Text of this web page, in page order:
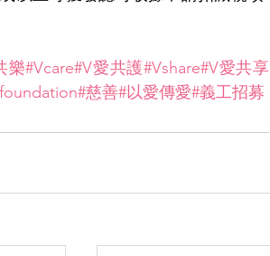
樂#Vcare#V愛共護#Vshare#V愛共享
#慈善#以愛傳愛#義工招募